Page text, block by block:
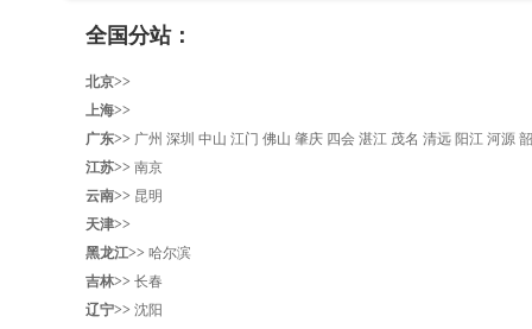
全国分站：
北京>>
上海>>
广东>> 广州 深圳 中山 江门 佛山 肇庆 四会 湛江 茂名 清远 阳江 河源
江苏>> 南京
云南>> 昆明
天津>>
黑龙江>> 哈尔滨
吉林>> 长春
辽宁>> 沈阳‌